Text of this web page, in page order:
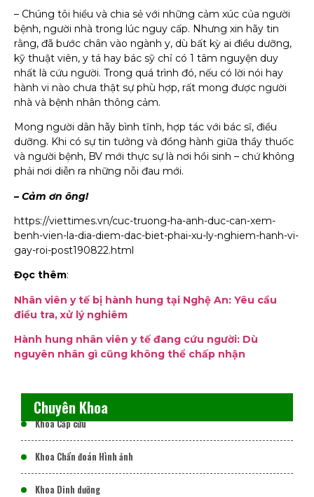
– Chúng tôi hiểu và chia sẻ với những cảm xúc của người
bệnh, người nhà trong lúc nguy cấp. Nhưng xin hãy tin
rằng, đã bước chân vào ngành y, dù bất kỳ ai điều dưỡng,
kỹ thuật viên, y tá hay bác sỹ chỉ có 1 tâm nguyện duy
nhất là cứu người. Trong quá trình đó, nếu có lời nói hay
hành vi nào chưa thật sự phù hợp, rất mong được người
nhà và bệnh nhân thông cảm.
Mong người dân hãy bình tĩnh, hợp tác với bác sĩ, điều
dưỡng. Khi có sự tin tưởng và đồng hành giữa thầy thuốc
và người bệnh, BV mới thực sự là nơi hồi sinh – chứ không
phải nơi diễn ra những nỗi đau mới.
– Cảm ơn ông!
https://viettimes.vn/cuc-truong-ha-anh-duc-can-xem-
benh-vien-la-dia-diem-dac-biet-phai-xu-ly-nghiem-hanh-vi-
gay-roi-post190822.html
Đọc thêm:
Nhân viên y tế bị hành hung tại Nghệ An: Yêu cầu
điều tra, xử lý nghiêm
Hành hung nhân viên y tế đang cứu người: Dù
nguyên nhân gì cũng không thể chấp nhận
Chuyên Khoa
Khoa Cấp cứu
Khoa Chẩn đoán Hình ảnh
Khoa Dinh dưỡng